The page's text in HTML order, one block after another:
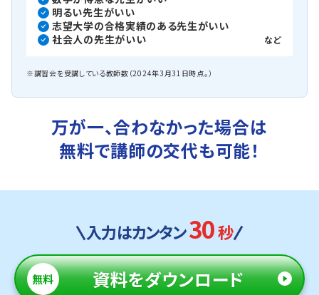
明るい先生がいい
志望大学の合格実績のある先生がいい
社会人の先生がいい
など
※講習会を受講している教師数（2024年3月31日時点。）
万が一、合わなかった場合は
無料で講師の交代も可能！
入力はカンタン30秒
無料 資料をダウンロード